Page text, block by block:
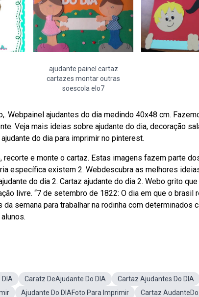
ajudante painel cartaz
cartazes montar outras
soescola elo7
Webpainel ajudantes do dia medindo 40x48 cm.
Veja mais ideias sobre ajudante do dia, decoração
do dia para imprimir no pinterest.
recorte e monte o cartaz. Estas imagens fazem parte
específica existem 2. Webdescubra as melhores
do dia 2. Cartaz ajudante do dia 2. Webo grito
livre. “7 de setembro de 1822: O dia em que o brasil
semana para trabalhar na rodinha com determinados
Caratz DeAjudante Do DIA Cartaz Ajudantes Do DIA
Ajudante Do DIAFoto Para Imprimir Cartaz AudanteDo